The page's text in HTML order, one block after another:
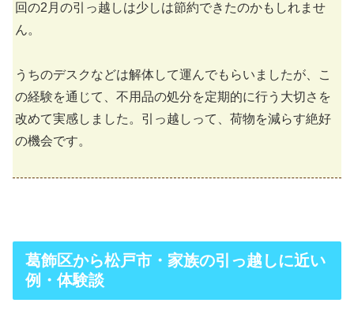
回の2月の引っ越しは少しは節約できたのかもしれませ
ん。
うちのデスクなどは解体して運んでもらいましたが、こ
の経験を通じて、不用品の処分を定期的に行う大切さを
改めて実感しました。引っ越しって、荷物を減らす絶好
の機会です。
葛飾区から松戸市・家族の引っ越しに近い
例・体験談